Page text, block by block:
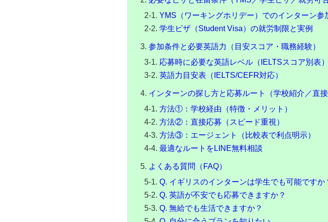
YMS（ワーキングホリデー）でのインターン参
学生ビザ（Student Visa）の就労制限と実例
参加条件と必要英語力（目安スコア・職務経験）
応募時に必要な英語レベル（IELTSスコア別表）
英語力目安表（IELTS/CEFR対応）
インターンの探し方と応募ルート（学校紹介／直
方法①：学校経由（特徴・メリット）
方法②：直接応募（スピード重視）
方法③：エージェント（比較表で利点明示）
最適なルートをLINE無料相談
よくある質問（FAQ）
Q. イギリスのインターンは学生でも可能ですか
Q. 英語が不安でも応募できますか？
Q. 無給でも生活できますか？